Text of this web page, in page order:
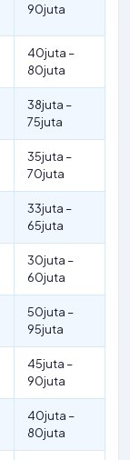
90juta
40juta –
80juta
38juta –
75juta
35juta –
70juta
33juta –
65juta
30juta –
60juta
50juta –
95juta
45juta –
90juta
40juta –
80juta